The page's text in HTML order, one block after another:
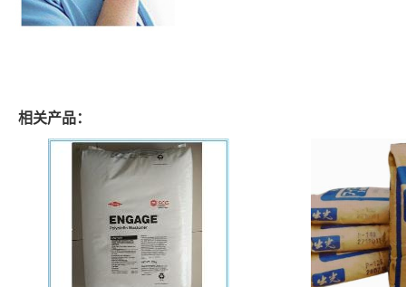
相关产品：